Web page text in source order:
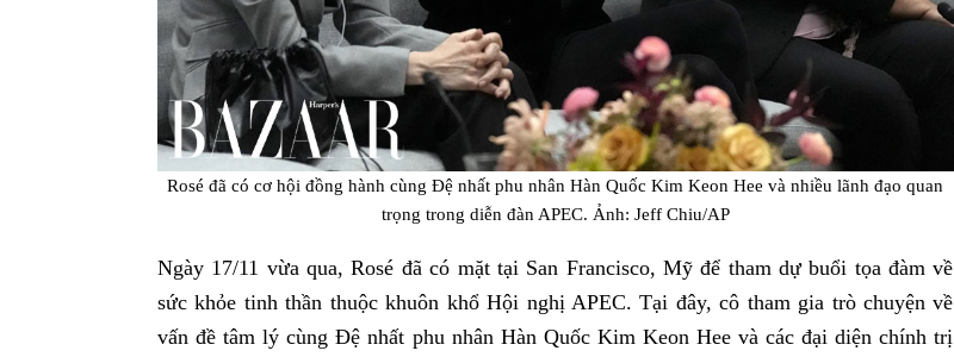
Rosé đã có cơ hội đồng hành cùng Đệ nhất phu nhân Hàn Quốc Kim Keon Hee và nhiều lãnh đạo quan
trọng trong diễn đàn APEC. Ảnh: Jeff Chiu/AP
Ngày 17/11 vừa qua, Rosé đã có mặt tại San Francisco, Mỹ để tham dự buổi tọa đàm về
sức khỏe tinh thần thuộc khuôn khổ Hội nghị APEC. Tại đây, cô tham gia trò chuyện về
vấn đề tâm lý cùng Đệ nhất phu nhân Hàn Quốc Kim Keon Hee và các đại diện chính trị